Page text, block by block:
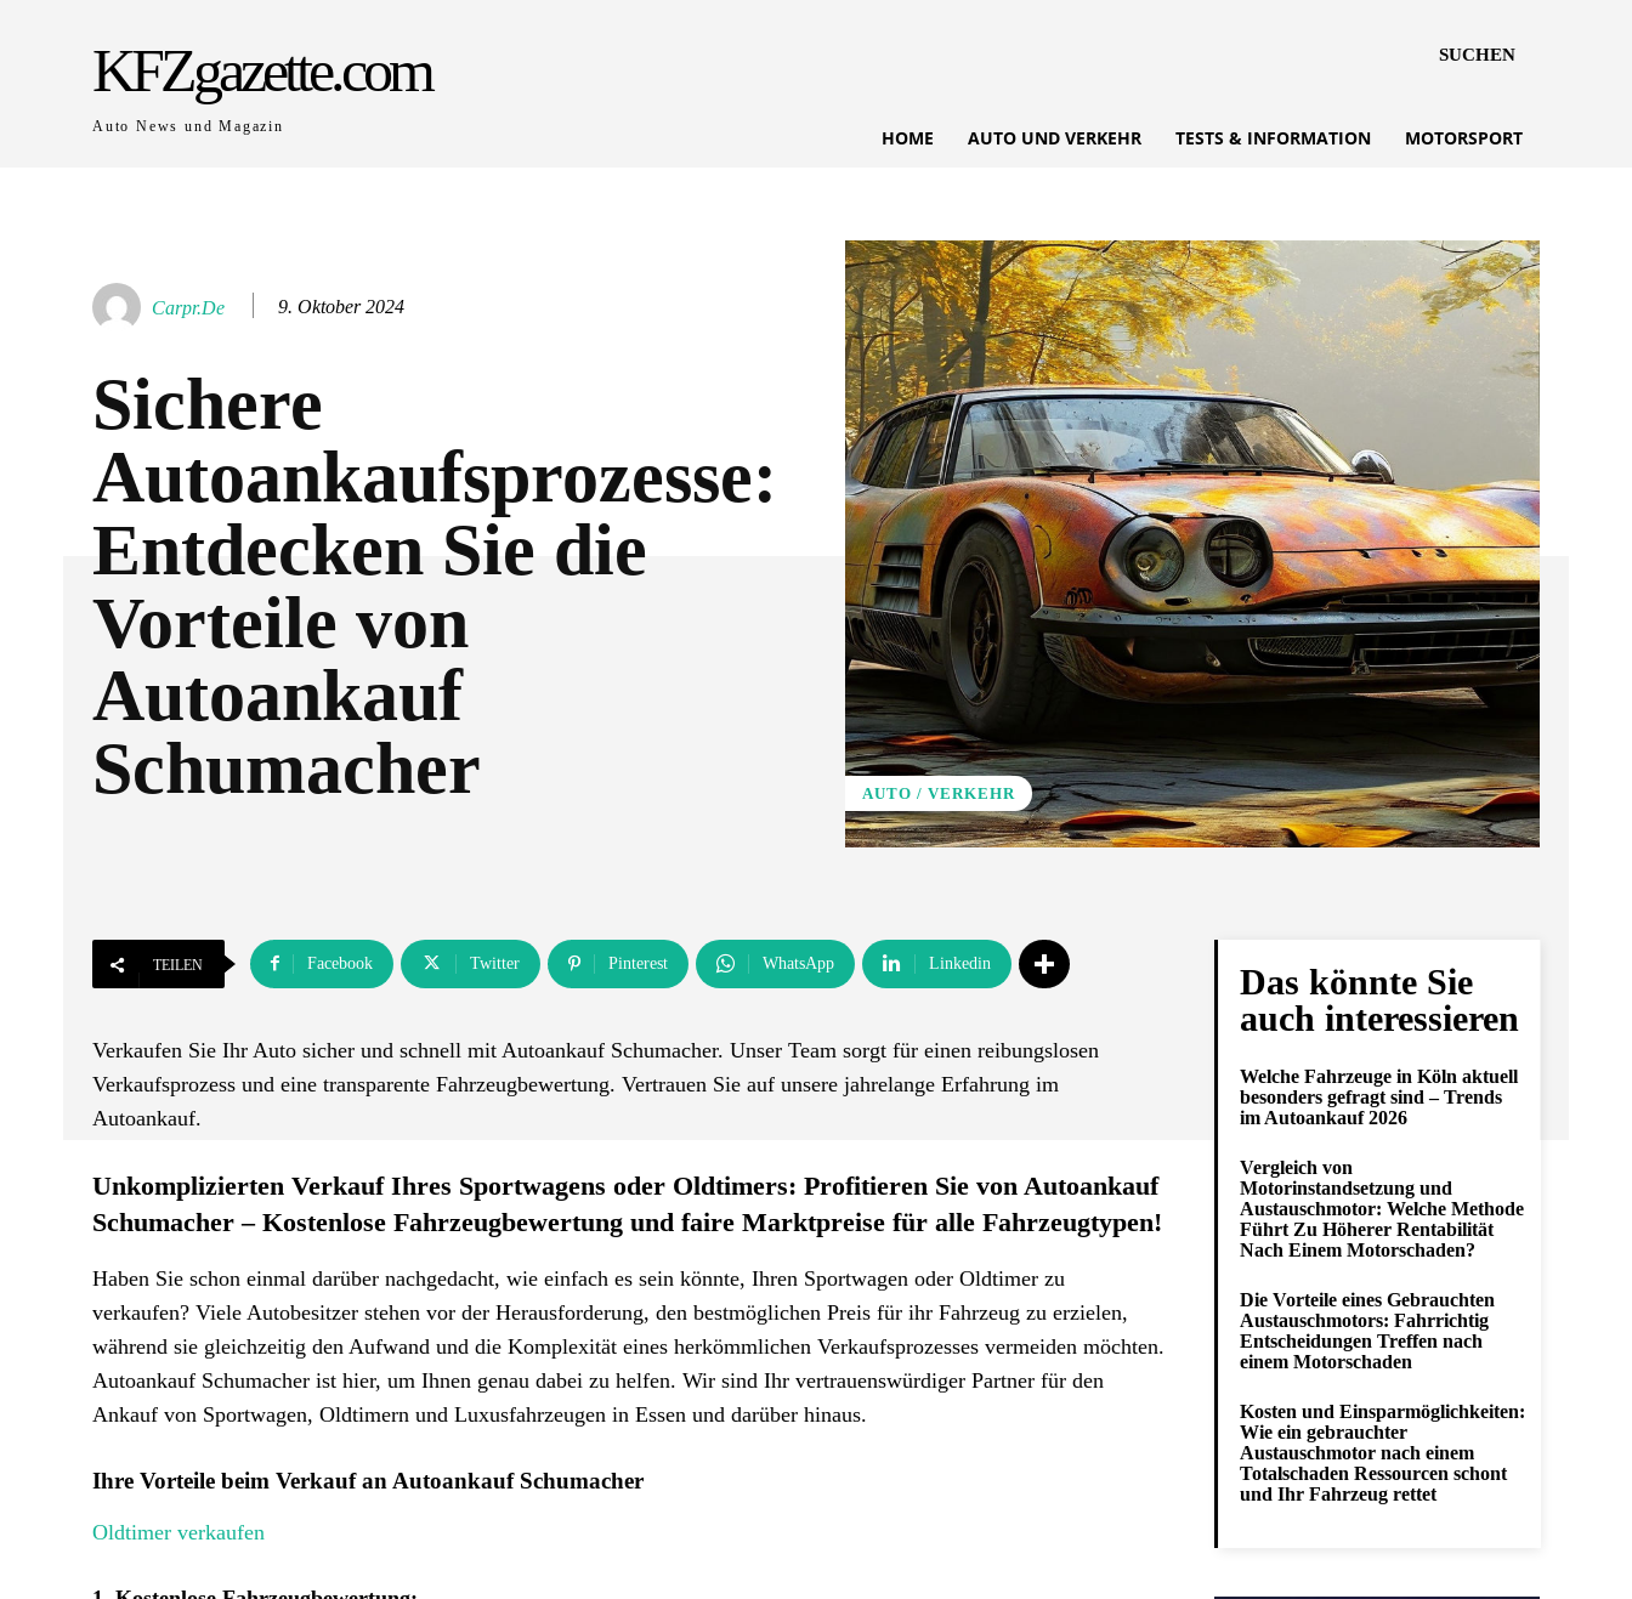
KFZgazette.com
Auto News und Magazin
SUCHEN
HOME AUTO UND VERKEHR TESTS & INFORMATION MOTORSPORT
Carpr.de 9. Oktober 2024
Sichere
Autoankaufsprozesse:
Entdecken Sie die
Vorteile von
Autoankauf
Schumacher
AUTO / VERKEHR
TEILEN Facebook Twitter Pinterest WhatsApp Linkedin
Verkaufen Sie Ihr Auto sicher und schnell mit Autoankauf Schumacher. Unser Team sorgt für einen reibungslosen
Verkaufsprozess und eine transparente Fahrzeugbewertung. Vertrauen Sie auf unsere jahrelange Erfahrung im
Autoankauf.
Unkomplizierten Verkauf Ihres Sportwagens oder Oldtimers: Profitieren Sie von Autoankauf
Schumacher – Kostenlose Fahrzeugbewertung und faire Marktpreise für alle Fahrzeugtypen!
Haben Sie schon einmal darüber nachgedacht, wie einfach es sein könnte, Ihren Sportwagen oder Oldtimer zu
verkaufen? Viele Autobesitzer stehen vor der Herausforderung, den bestmöglichen Preis für ihr Fahrzeug zu erzielen,
während sie gleichzeitig den Aufwand und die Komplexität eines herkömmlichen Verkaufsprozesses vermeiden möchten.
Autoankauf Schumacher ist hier, um Ihnen genau dabei zu helfen. Wir sind Ihr vertrauenswürdiger Partner für den
Ankauf von Sportwagen, Oldtimern und Luxusfahrzeugen in Essen und darüber hinaus.
Ihre Vorteile beim Verkauf an Autoankauf Schumacher
Oldtimer verkaufen
Das könnte Sie
auch interessieren
Welche Fahrzeuge in Köln aktuell
besonders gefragt sind – Trends
im Autoankauf 2026
Vergleich von
Motorinstandsetzung und
Austauschmotor: Welche Methode
Führt Zu Höherer Rentabilität
Nach Einem Motorschaden?
Die Vorteile eines Gebrauchten
Austauschmotors: Fahrrichtig
Entscheidungen Treffen nach
einem Motorschaden
Kosten und Einsparmöglichkeiten:
Wie ein gebrauchter
Austauschmotor nach einem
Totalschaden Ressourcen schont
und Ihr Fahrzeug rettet